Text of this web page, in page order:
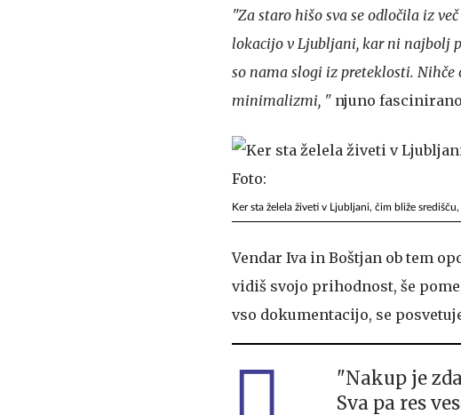
"Za staro hišo sva se odločila iz
lokacijo v Ljubljani, kar ni najbolj
so nama slogi iz preteklosti.
minimalizmi, " njuno
Ker sta želela živeti v Ljubljani, čim bliže
Vendar Iva in Boštjan ob tem
vidiš svojo prihodnost, še
vso dokumentacijo, se
"Nakup je
Sva pa res